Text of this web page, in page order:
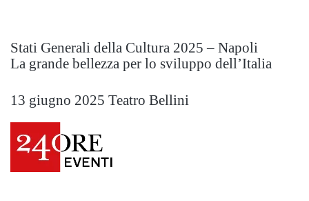
Stati Generali della Cultura 2025 – Napoli
La grande bellezza per lo sviluppo dell’Italia
13 giugno 2025 Teatro Bellini